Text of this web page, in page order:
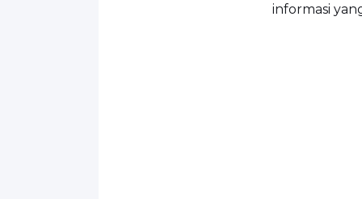
informasi